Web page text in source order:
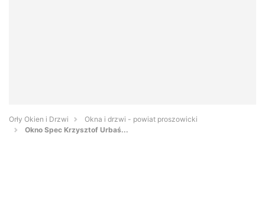
Orły Okien i Drzwi
Okna i drzwi - powiat proszowicki
Okno Spec Krzysztof Urbaś...